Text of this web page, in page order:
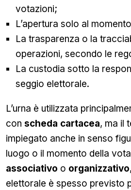
votazioni;
L’apertura solo al
La trasparenza o la
operazioni, secondo le
La custodia sotto la
seggio elettorale.
L’urna è utilizzata
con scheda cartacea, ma il
impiegato anche in senso
luogo o il momento della
associativo o organizzativo
elettorale è spesso previsto